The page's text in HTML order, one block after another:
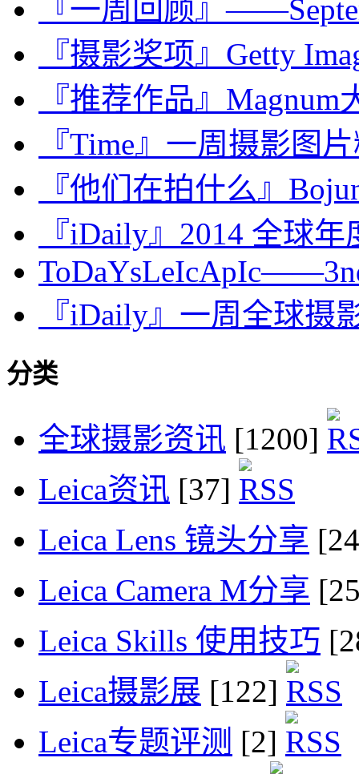
『一周回顾』
『摄影奖项』Getty
『推荐作品』
『Time』一周摄影图
『他们在拍什么』
『iDaily』2014 全球
『iDaily』一周全球摄
分类
全球摄影资讯 [1200]
Leica资讯 [37]
Leica Lens 镜头分享
Leica Camera M分享
Leica Skills 使用技巧
Leica摄影展 [122]
Leica专题评测 [2]